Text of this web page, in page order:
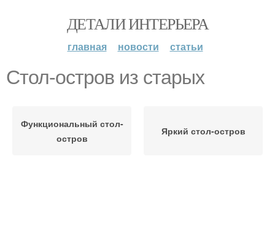
ДЕТАЛИ ИНТЕРЬЕРА
главная новости статьи
Стол-остров из старых
Функциональный стол-
остров
Яркий стол-остров